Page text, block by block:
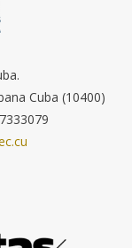
Cuba (10400)